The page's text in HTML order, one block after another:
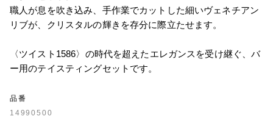
職人が息を吹き込み、手作業でカットした細いヴェネチアン
リブが、クリスタルの輝きを存分に際立たせます。
〈ツイスト1586〉の時代を超えたエレガンスを受け継ぐ、バ
ー用のテイスティングセットです。
品番
14990500